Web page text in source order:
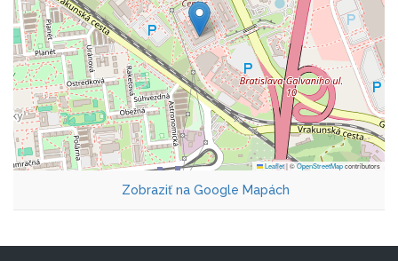
Leaflet|©OpenStreetMapcontributors
Zobraziť na Google Mapách